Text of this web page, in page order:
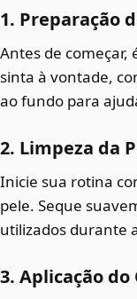
1. Preparação
Antes de
sinta à vontade,
ao fundo para
2. Limpeza da
Inicie sua rotina
pele. Seque
utilizados durante
3. Aplicação